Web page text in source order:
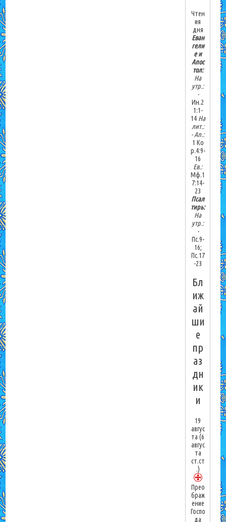
Чтен
ия
дня
Еван
гели
е и
Апос
тол:
На
утр.:
-
Ин.2
1:1-
14На
лит.:
-Ап.:
1 Ко
р.4:9-
16
Ев.:
Мф.1
7:14-
23
Псал
тирь:
На
утр.:
-
Пс.9-
16;
Пс.17
-23
Бл
иж
ай
ши
е
пр
аз
дн
ик
и
19
авгус
та(6
авгус
та
ст.ст
.)
Прео
браж
ение
Госпо
да